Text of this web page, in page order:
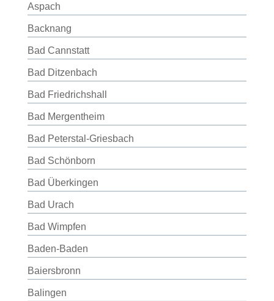
Aspach
Backnang
Bad Cannstatt
Bad Ditzenbach
Bad Friedrichshall
Bad Mergentheim
Bad Peterstal-Griesbach
Bad Schönborn
Bad Überkingen
Bad Urach
Bad Wimpfen
Baden-Baden
Baiersbronn
Balingen